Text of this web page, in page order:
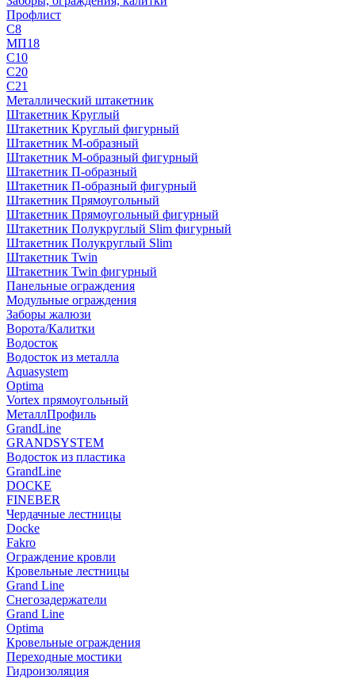
Профлист
С8
МП18
С10
С20
С21
Металлический штакетник
Штакетник Круглый
Штакетник Круглый фигурный
Штакетник М-образный
Штакетник М-образный фигурный
Штакетник П-образный
Штакетник П-образный фигурный
Штакетник Прямоугольный
Штакетник Прямоугольный фигурный
Штакетник Полукруглый Slim фигурный
Штакетник Полукруглый Slim
Штакетник Twin
Штакетник Twin фигурный
Панельные ограждения
Модульные ограждения
Заборы жалюзи
Ворота/Калитки
Водосток
Водосток из металла
Aquasystem
Optima
Vortex прямоугольный
МеталлПрофиль
GrandLine
GRANDSYSTEM
Водосток из пластика
GrandLine
DOCKE
FINEBER
Чердачные лестницы
Docke
Fakro
Ограждение кровли
Кровельные лестницы
Grand Line
Снегозадержатели
Grand Line
Optima
Кровельные ограждения
Переходные мостики
Гидроизоляция